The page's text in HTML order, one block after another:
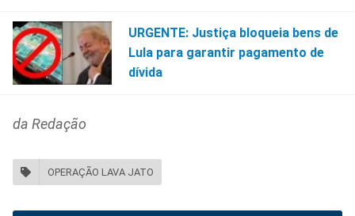
URGENTE: Justiça bloqueia bens de
Lula para garantir pagamento de
dívida
da Redação
OPERAÇÃO LAVA JATO